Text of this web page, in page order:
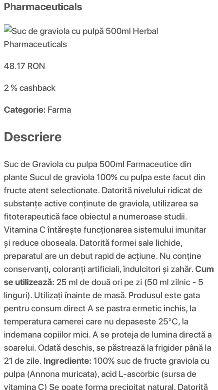
Pharmaceuticals
48.17 RON
2 %cashback
Categorie: Farma
Descriere
Suc de Graviola cu pulpa 500ml Farmaceutice din
plante Sucul de graviola 100% cu pulpa este facut din
fructe atent selectionate. Datorită nivelului ridicat de
substanțe active conținute de graviola, utilizarea sa
fitoterapeutică face obiectul a numeroase studii.
Vitamina C întărește funcționarea sistemului imunitar
și reduce oboseala. Datorită formei sale lichide,
preparatul are un debut rapid de acțiune. Nu conține
conservanți, coloranți artificiali, îndulcitori și zahăr.Cum
se utilizează: 25 ml de două ori pe zi (50 ml zilnic - 5
linguri). Utilizați înainte de masă. Produsul este gata
pentru consum direct A se pastra ermetic inchis, la
temperatura camerei care nu depaseste 25°C, la
indemana copiilor mici. A se proteja de lumina directă a
soarelui. Odată deschis, se păstrează la frigider până la
21 de zile. Ingrediente: 100% suc de fructe graviola cu
pulpa (Annona muricata), acid L-ascorbic (sursa de
vitamina C) Se poate forma precipitat natural. Datorită